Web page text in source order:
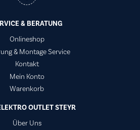
& BERATUNG
Onlineshop
& Montage Service
Kontakt
Mein Konto
Warenkorb
OUTLET STEYR
Über Uns